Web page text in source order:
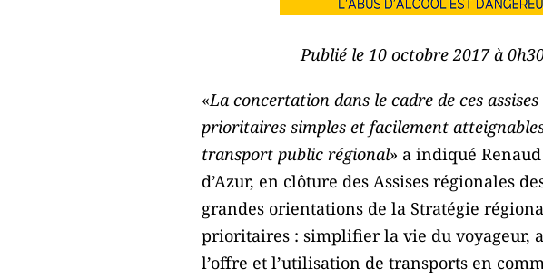
Publié le 10 octobre 2017 à
«La concertation dans le cadre de ces
prioritaires simples et facilement
transport public régional» a indiqué
d’Azur, en clôture des Assises régionales
grandes orientations de la Stratégie
prioritaires : simplifier la vie du voyageur,
l’offre et l’utilisation de transports en